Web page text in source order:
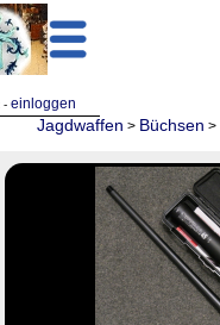
- einloggen
Jagdwaffen > Büchsen >